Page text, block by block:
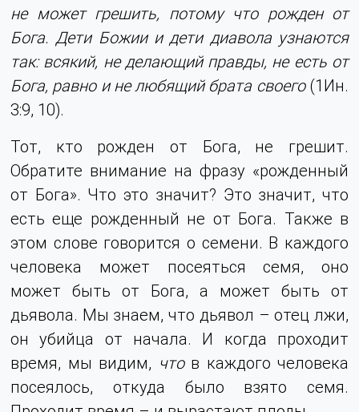
не может грешить, потому что рожден от
Бога. Дети Божии и дети диавола узнаются
так: всякий, не делающий правды, не есть от
Бога, равно и не любящий брата своего (1Ин.
3:9, 10).
Тот, кто рожден от Бога, не грешит.
Обратите внимание на фразу «рожденный
от Бога». Что это значит? Это значит, что
есть еще рожденный не от Бога. Также в
этом слове говорится о семени. В каждого
человека может посеяться семя, оно
может быть от Бога, а может быть от
дьявола. Мы знаем, что дьявол – отец лжи,
он убийца от начала. И когда проходит
время, мы видим, чтов каждого человека
посеялось, откуда было взято семя.